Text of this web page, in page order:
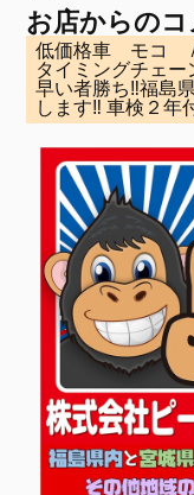
お店からのコ
低価格車 モコ
タイミングチェ
早い者勝ち‼福島
します‼ 車検２年